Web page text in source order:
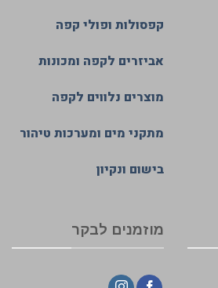
קפסולות ופולי קפה
אביזרים לקפה ומכונות
מוצרים נלווים לקפה
מתקני מים ומערכות טיהור
בישום ונקיון
מוזמנים לבקר